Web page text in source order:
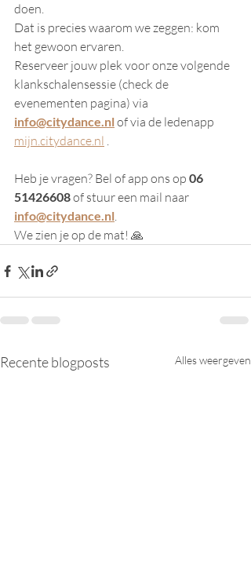
doen.
Dat is precies waarom we zeggen: kom
het gewoon ervaren.
Reserveer jouw plek voor onze volgende
klankschalensessie (check de
evenementen pagina) via
info@citydance.nl of via de ledenapp
mijn.citydance.nl .
Heb je vragen? Bel of app ons op 06
51426608 of stuur een mail naar
info@citydance.nl.
We zien je op de mat! 🙏
Recente blogposts Alles weergeven